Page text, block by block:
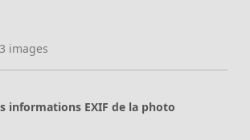
images
informations EXIF de la photo